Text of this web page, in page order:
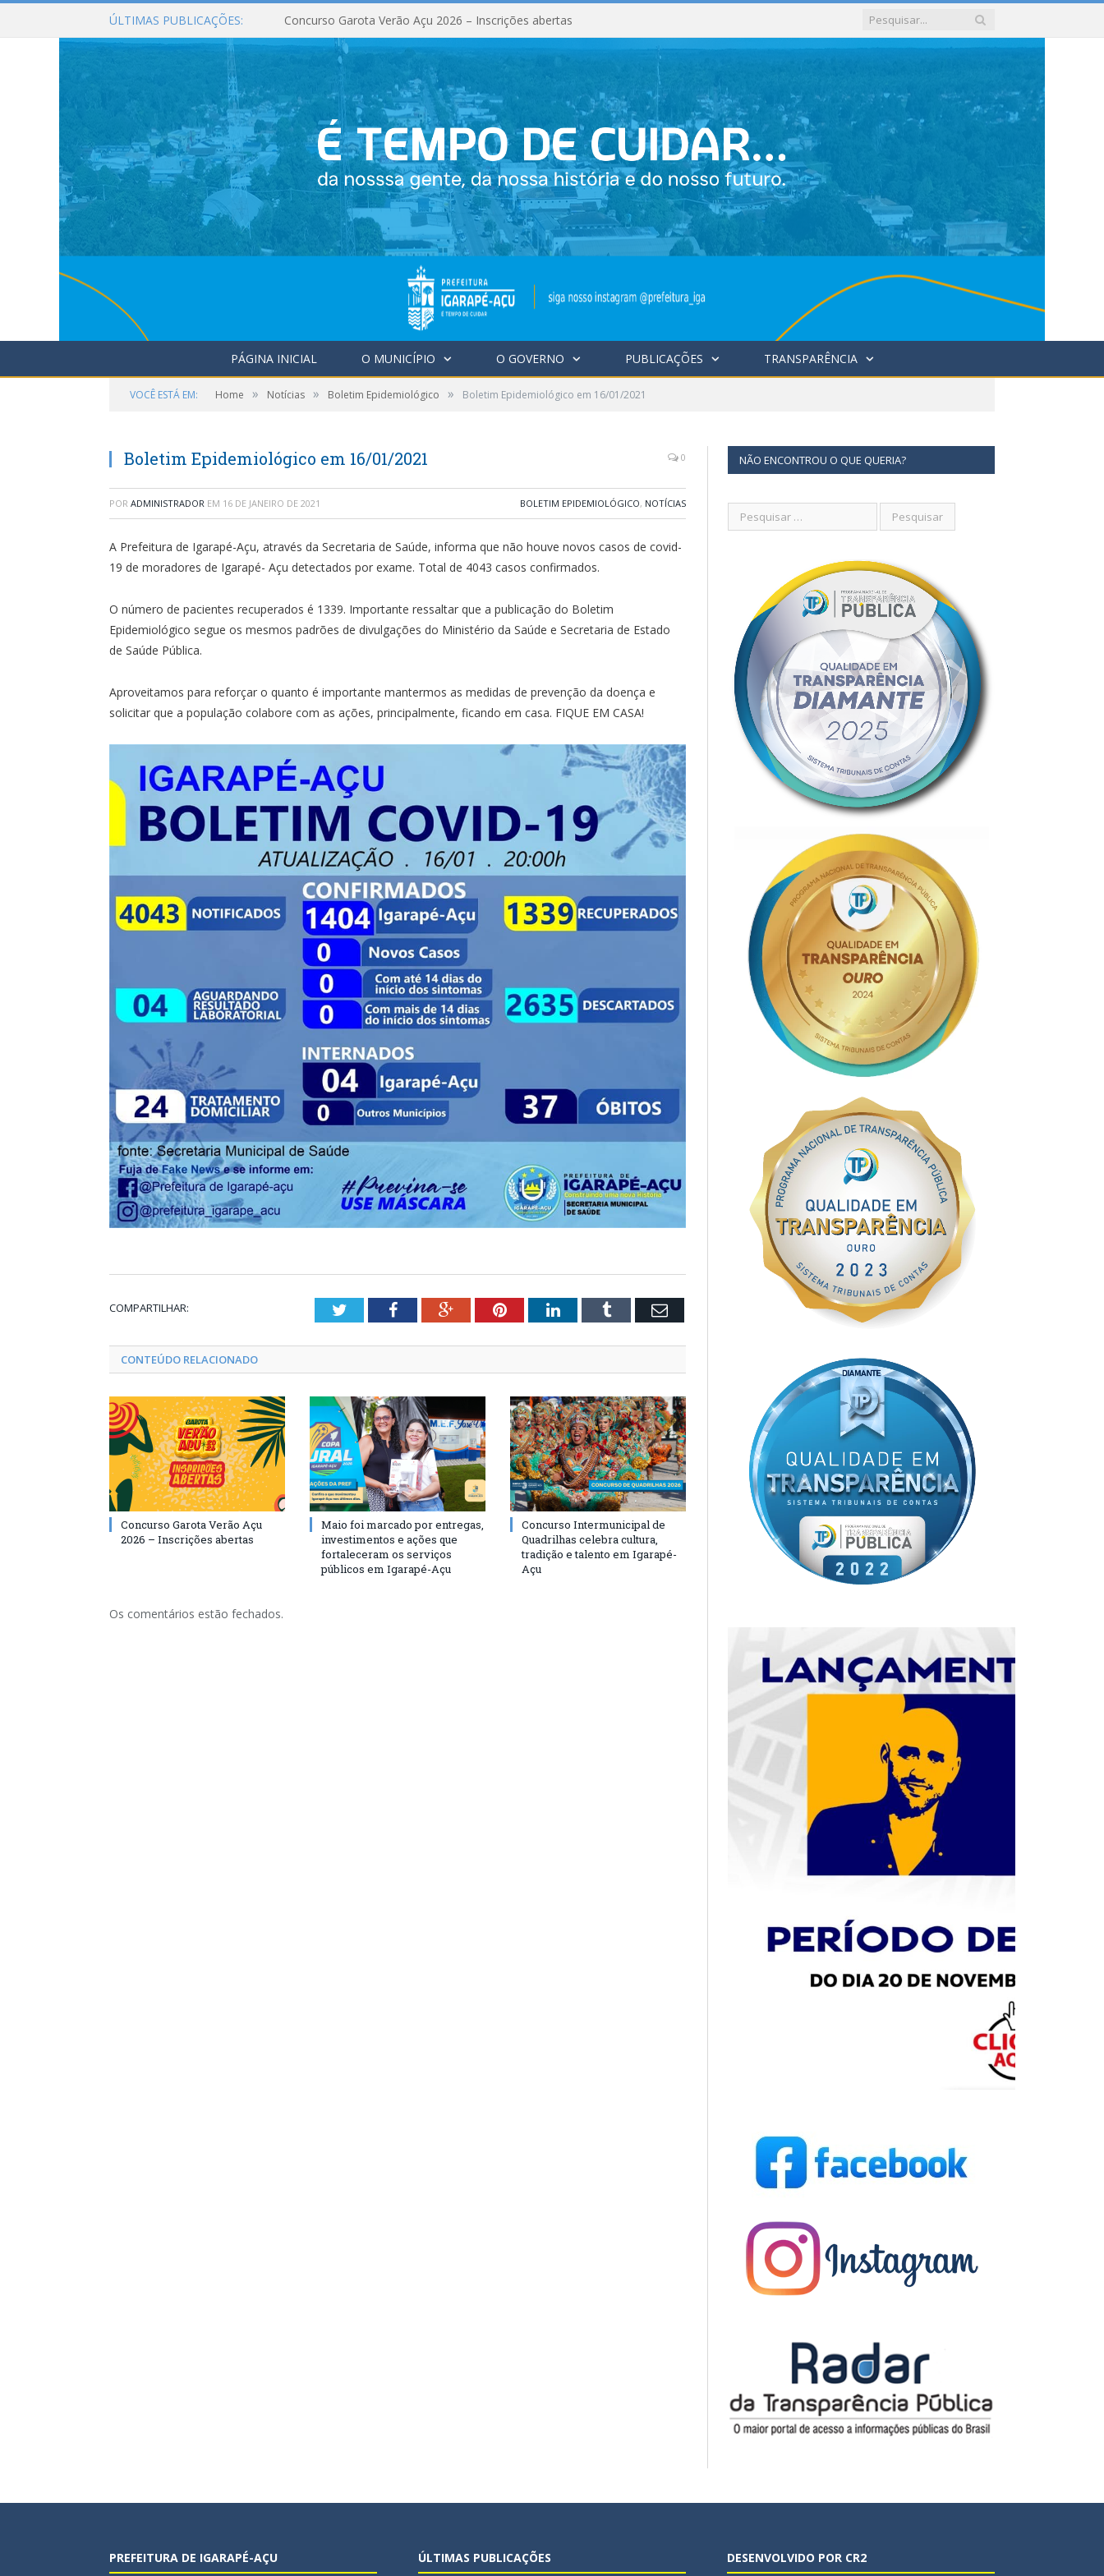
ÚLTIMAS PUBLICAÇÕES: Concurso Garota Verão Açu 2026 – Inscrições abertas
PÁGINA INICIAL O MUNICÍPIO O GOVERNO PUBLICAÇÕES TRANSPARÊNCIA
VOCÊ ESTÁ EM: Home » Notícias » Boletim Epidemiológico » Boletim Epidemiológico em 16/01/2021
Boletim Epidemiológico em 16/01/2021 0
POR ADMINISTRADOR EM 16 DE JANEIRO DE 2021 BOLETIM EPIDEMIOLÓGICO, NOTÍCIAS
A Prefeitura de Igarapé-Açu, através da Secretaria de Saúde, informa que não houve novos casos de covid-
19 de moradores de Igarapé- Açu detectados por exame. Total de 4043 casos confirmados.
O número de pacientes recuperados é 1339. Importante ressaltar que a publicação do Boletim
Epidemiológico segue os mesmos padrões de divulgações do Ministério da Saúde e Secretaria de Estado
de Saúde Pública.
Aproveitamos para reforçar o quanto é importante mantermos as medidas de prevenção da doença e
solicitar que a população colabore com as ações, principalmente, ficando em casa. FIQUE EM CASA!
COMPARTILHAR: TwitterFacebookGoogle+PinterestLinkedInTumblr Email
CONTEÚDO RELACIONADO
Concurso Garota Verão Açu
2026 – Inscrições abertas
Maio foi marcado por entregas,
investimentos e ações que
fortaleceram os serviços
públicos em Igarapé-Açu
Concurso Intermunicipal de
Quadrilhas celebra cultura,
tradição e talento em Igarapé-
Açu
Os comentários estão fechados.
NÃO ENCONTROU O QUE QUERIA?
PREFEITURA DE IGARAPÉ-AÇU ÚLTIMAS PUBLICAÇÕES DESENVOLVIDO POR CR2